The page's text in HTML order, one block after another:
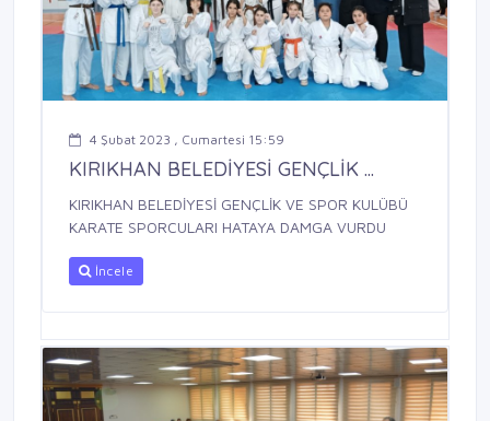
4 Şubat 2023 , Cumartesi 15:59
KIRIKHAN BELEDİYESİ GENÇLİK ...
KIRIKHAN BELEDİYESİ GENÇLİK VE SPOR KULÜBÜ
KARATE SPORCULARI HATAYA DAMGA VURDU
İncele